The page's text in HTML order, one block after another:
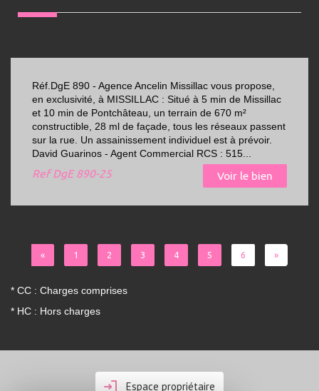
Réf.DgE 890 - Agence Ancelin Missillac vous propose,
en exclusivité, à MISSILLAC : Situé à 5 min de Missillac
et 10 min de Pontchâteau, un terrain de 670 m²
constructible, 28 ml de façade, tous les réseaux passent
sur la rue. Un assainissement individuel est à prévoir.
David Guarinos - Agent Commercial RCS : 515...
RefDgE 890-25 Voir le bien
« 1 2 3 4 5 6 »
* CC : Charges comprises
* HC : Hors charges
Espace propriétaire